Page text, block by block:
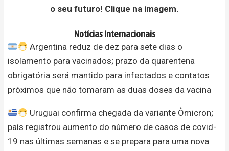
o seu futuro! Clique na imagem.
Notícias Internacionais
Argentina reduz de dez para sete dias o
isolamento para vacinados; prazo da quarentena
obrigatória será mantido para infectados e contatos
próximos que não tomaram as duas doses da vacina
Uruguai confirma chegada da variante Ômicron;
país registrou aumento do número de casos de covid-
19 nas últimas semanas e se prepara para uma nova